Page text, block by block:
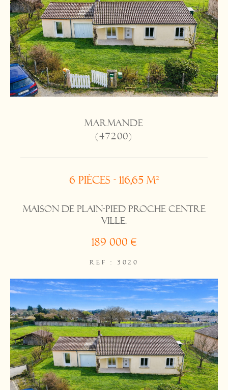
MARMANDE
(47200)
6 pièces - 116,65 m²
Maison de plain-pied proche centre
ville.
189 000 €
REF : 3020